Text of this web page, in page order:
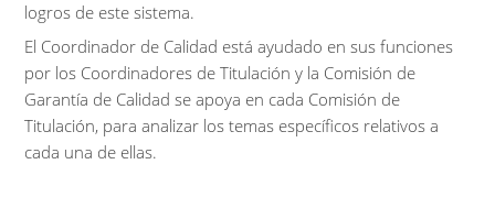
logros de este sistema.
El Coordinador de Calidad está ayudado en sus funciones
por los Coordinadores de Titulación y la Comisión de
Garantía de Calidad se apoya en cada Comisión de
Titulación, para analizar los temas específicos relativos a
cada una de ellas.